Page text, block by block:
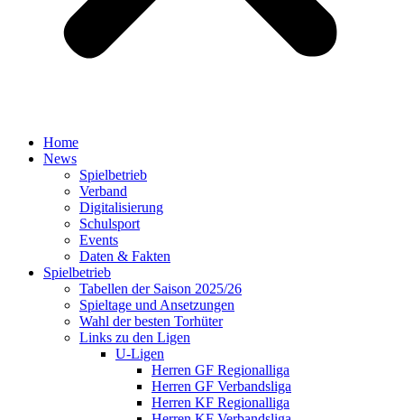
Home
News
Spielbetrieb
Verband
Digitalisierung
Schulsport
Events
Daten & Fakten
Spielbetrieb
Tabellen der Saison 2025/26
Spieltage und Ansetzungen
Wahl der besten Torhüter
Links zu den Ligen
U-Ligen
Herren GF Regionalliga
Herren GF Verbandsliga
Herren KF Regionalliga